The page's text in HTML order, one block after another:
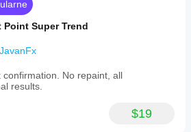
Point Super Trend
JavanFx
No repaint, all
results.
$19